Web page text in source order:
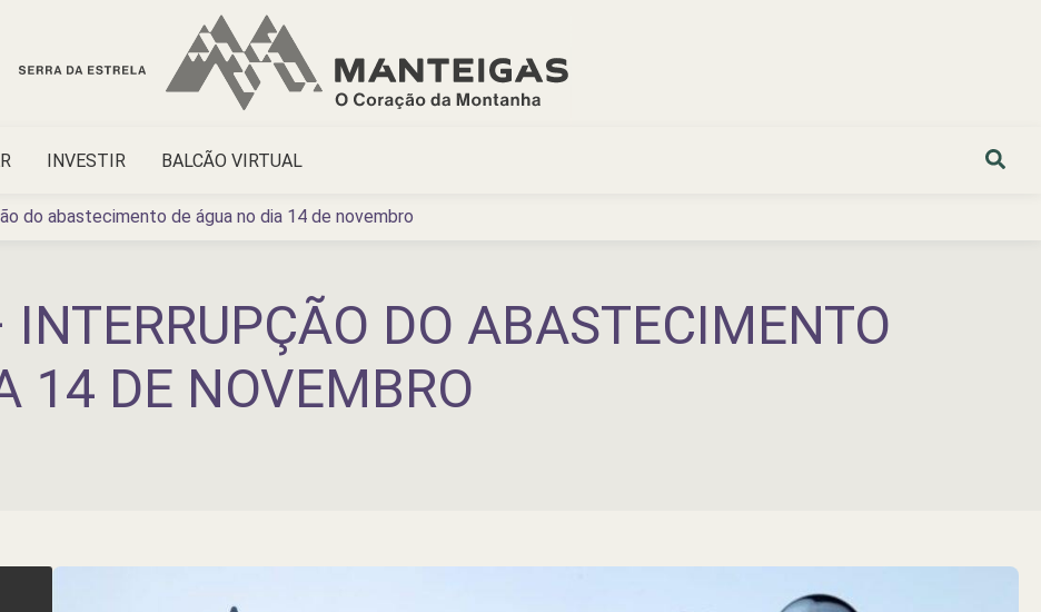
INVESTIR BALCÃO VIRTUAL
do abastecimento de água no dia 14 de novembro
DO ABASTECIMENTO
14 DE NOVEMBRO